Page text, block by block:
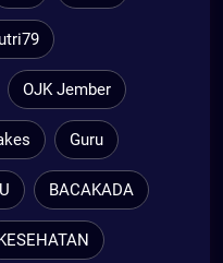
OJK Jember
Guru
BACAKADA